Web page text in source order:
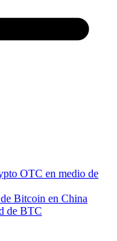
OTC en medio de
Bitcoin en China
de BTC